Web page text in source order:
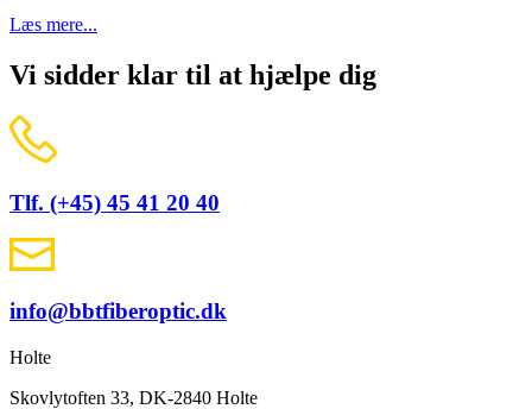
Læs mere...
Vi sidder klar til at hjælpe dig
Tlf. (+45) 45 41 20 40
info@bbtfiberoptic.dk
Holte
Skovlytoften 33, DK-2840 Holte